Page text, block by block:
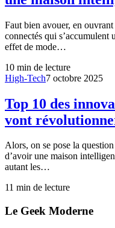
Faut bien avouer, en
connectés qui s’accumulent
effet de mode…
10 min de lecture
High-Tech7 octobre 2025
Top 10 des
vont
Alors, on se pose la
d’avoir une maison
autant les…
11 min de lecture
Le Geek Moderne